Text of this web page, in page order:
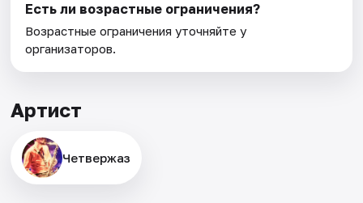
Есть ли возрастные ограничения?
Возрастные ограничения уточняйте у
организаторов.
Артист
Четвержаз